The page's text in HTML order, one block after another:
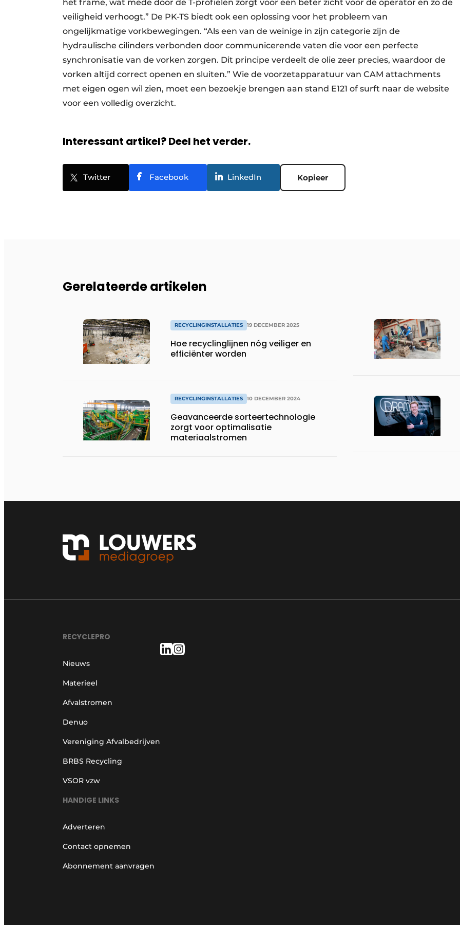
het frame, wat mede door de T-profielen zorgt voor een beter zicht voor de operator en zo de
veiligheid verhoogt.” De PK-TS biedt ook een oplossing voor het probleem van
ongelijkmatige vorkbewegingen. “Als een van de weinige in zijn categorie zijn de
hydraulische cilinders verbonden door communicerende vaten die voor een perfecte
synchronisatie van de vorken zorgen. Dit principe verdeelt de olie zeer precies, waardoor de
vorken altijd correct openen en sluiten.” Wie de voorzetapparatuur van CAM attachments
met eigen ogen wil zien, moet een bezoekje brengen aan stand E121 of surft naar de website
voor een volledig overzicht.
Interessant artikel? Deel het verder.
Twitter Facebook LinkedIn Kopieer
Gerelateerde artikelen
RECYCLINGINSTALLATIES 19 DECEMBER 2025
Hoe recyclinglijnen nóg veiliger en
efficiënter worden
RECYCLINGINSTALLATIES 10 DECEMBER 2024
Geavanceerde sorteertechnologie
zorgt voor optimalisatie
materiaalstromen
RECYCLEPRO
Nieuws
Materieel
Afvalstromen
Denuo
Vereniging Afvalbedrijven
BRBS Recycling
VSOR vzw
HANDIGE LINKS
Adverteren
Contact opnemen
Abonnement aanvragen